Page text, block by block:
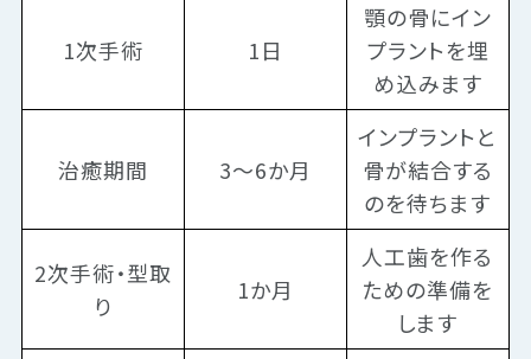
1次手術 1日
顎の骨にイン
プラントを埋
め込みます
治癒期間 3〜6か月
インプラントと
骨が結合する
のを待ちます
2次手術・型取
り
1か月
人工歯を作る
ための準備を
します